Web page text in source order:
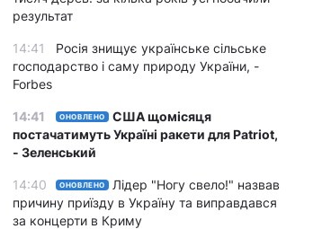
Прокрадалися біля
вказав на цікавий момент у повітряній
атаці РФ
результат
14:41
Росія знищує українське сільське
господарство і саму природу України, -
Forbes
14:41 ОНОВЛЕНО
США щомісяця
постачатимуть Україні ракети для Patriot,
- Зеленський
14:40 ОНОВЛЕНО
Лідер "Ногу свело!" назвав
причину приїзду в Україну та виправдався
за концерти в Криму